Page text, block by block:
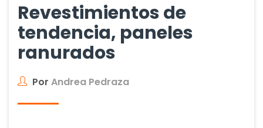
Revestimientos de
tendencia, paneles
ranurados
Por Andrea Pedraza